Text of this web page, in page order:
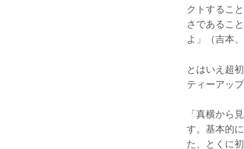
クトするこ
さであるこ
よ」（吉本、
とはいえ超
ティーアッ
「真横から
す。基本的
た、とくに